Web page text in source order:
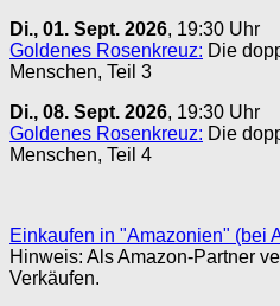
Di., 01. Sept. 2026, 19:30 Uhr
Goldenes Rosenkreuz: Die
Menschen, Teil 3
Di., 08. Sept. 2026, 19:30 Uhr
Goldenes Rosenkreuz: Die
Menschen, Teil 4
Einkaufen in "Amazonien" (bei
Hinweis: Als Amazon-Partner
Verkäufen.